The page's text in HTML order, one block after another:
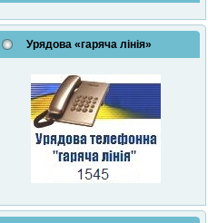
Урядова «гаряча лінія»